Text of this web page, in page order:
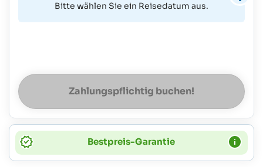
Bitte wählen Sie ein Reisedatum aus.
Zahlungspflichtig buchen!
Bestpreis-Garantie